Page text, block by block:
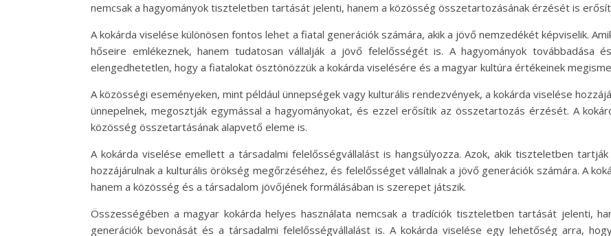
nemcsak a hagyományok tiszteletben tartását jelenti, hanem a közösség összetartozásának érzését is
A kokárda viselése különösen fontos lehet a fiatal generációk számára, akik a jövő nemzedékét képviselik.
hőseire emlékeznek, hanem tudatosan vállalják a jövő felelősségét is. A hagyományok továbbadása
elengedhetetlen, hogy a fiatalokat ösztönözzük a kokárda viselésére és a magyar kultúra értékeinek
A közösségi eseményeken, mint például ünnepségek vagy kulturális rendezvények, a kokárda viselése
ünnepelnek, megosztják egymással a hagyományokat, és ezzel erősítik az összetartozás érzését. A
közösség összetartásának alapvető eleme is.
A kokárda viselése emellett a társadalmi felelősségvállalást is hangsúlyozza. Azok, akik tiszteletben
hozzájárulnak a kulturális örökség megőrzéséhez, és felelősséget vállalnak a jövő generációk számára. A
hanem a közösség és a társadalom jövőjének formálásában is szerepet játszik.
Összességében a magyar kokárda helyes használata nemcsak a tradíciók tiszteletben tartását jelenti,
generációk bevonását és a társadalmi felelősségvállalást is. A kokárda viselése egy lehetőség arra,